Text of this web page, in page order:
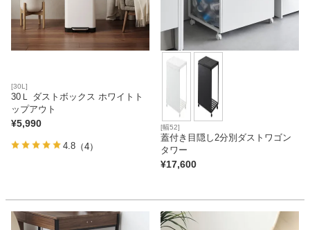
[30L]
30Ｌ ダストボックス ホワイトト
ップアウト
¥5,990
4.8 （4）
[幅52]
蓋付き目隠し2分別ダストワゴン
タワー
¥17,600